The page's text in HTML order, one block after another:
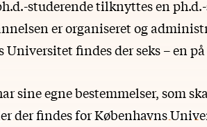
studerende tilknyttes en
er organiseret og
Universitet findes der seks – en
sine egne bestemmelser, som
der findes for Københavns